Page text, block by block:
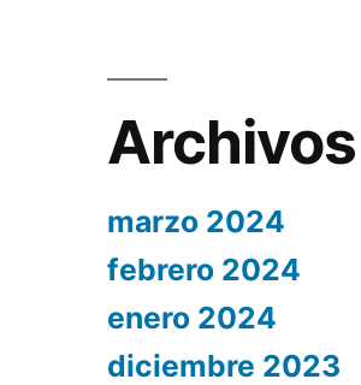
Archivos
marzo 2024
febrero 2024
enero 2024
diciembre 2023